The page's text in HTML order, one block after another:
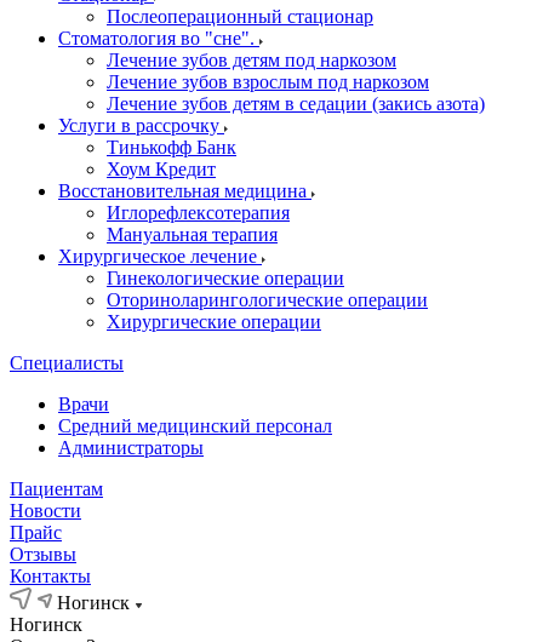
Послеоперационный стационар
Стоматология во "сне".
Лечение зубов детям под наркозом
Лечение зубов взрослым под наркозом
Лечение зубов детям в седации (закись азота)
Услуги в рассрочку
Тинькофф Банк
Хоум Кредит
Восстановительная медицина
Иглорефлексотерапия
Мануальная терапия
Хирургическое лечение
Гинекологические операции
Оториноларингологические операции
Хирургические операции
Специалисты
Врачи
Средний медицинский персонал
Администраторы
Пациентам
Новости
Прайс
Отзывы
Контакты
Ногинск
Ногинск